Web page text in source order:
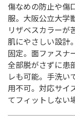
傷なめの防止や傷
服。大阪公立大学
リザベスカラーが
肌にやさしい設計
固定。面ファスナ
全部脱がさずに患
レも可能。手洗い
用不可。対応サイ
てフィットしない